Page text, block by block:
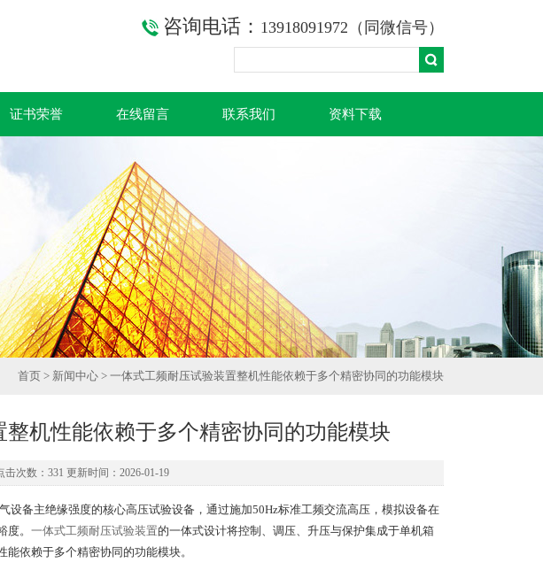
咨询电话： 13918091972（同微信号）
证书荣誉 在线留言 联系我们 资料下载
首页 > 新闻中心 > 一体式工频耐压试验装置整机性能依赖于多个精密协同的功能模块
机性能依赖于多个精密协同的功能模块
击次数：331 更新时间：2026-01-19
备主绝缘强度的核心高压试验设备，通过施加50Hz标准工频交流高压，模拟设备在
。 一体式工频耐压试验装置的一体式设计将控制、调压、升压与保护集成于单机箱
依赖于多个精密协同的功能模块。